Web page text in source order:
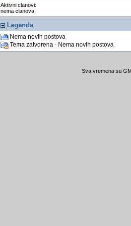
Aktivni clanovi:
nema clanova
Legenda
Nema novih postova
Tema zatvorena - Nema novih postova
Sva vremena su